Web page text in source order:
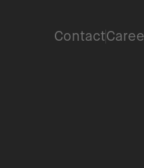
Contact